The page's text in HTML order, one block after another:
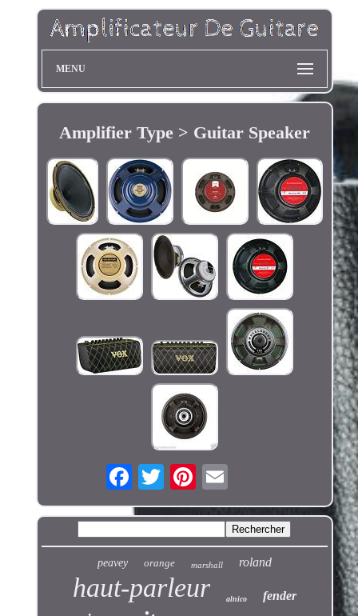
MENU
Amplifier Type > Guitar Speaker
peavey orange marshall roland
haut-parleur alnico fender